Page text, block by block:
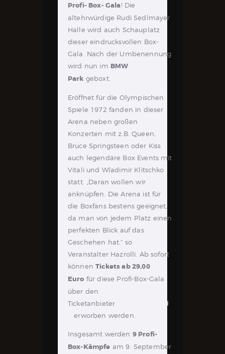
Profi- Box- Gala! Die
altehrwürdige Rudi Sedlmayer
Halle wird auch Schauplatz
dieser eindrucksvollen Box-
Gala. Nach der Umbenennung
wird nun im BMW
Park geboxt.
Eröffnet für die Olympischen
Spiele 1972 fanden in dieser
Arena neben großen
Konzerten mit z.B. Queen,
Bruce Springsteen oder Kiss
auch legendäre Box Events mit
Vitali und Wladimir Klitschko
statt. „Daran wollen wir
anknüpfen. Die Arena ist für
die Boxfans bestens geeignet,
da man von jedem Platz einen
perfekten Blick auf das
Geschehen hat.“ so
Veranstalter Hazrolli. Ab sofort
könnenTickets ab 29,00
Euro für diese Profi-Box-Gala
über den
Ticketanbieter
www.eventim.d
erworben werden.
Insgesamt werden 9 Profi-
Box-Kämpfe am 9. September